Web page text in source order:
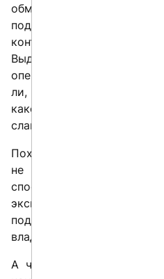
обмен с соседними
подпорок? Ушли ли
контура или
Выдерживает ли новая
операции, рабочие и
ли, кто ее
какой эффект
слайдом?
Похоже, важным
не объем
способность решений
эксплуатации: с
поддержкой,
владельцем результата.
А что у вас куплено,